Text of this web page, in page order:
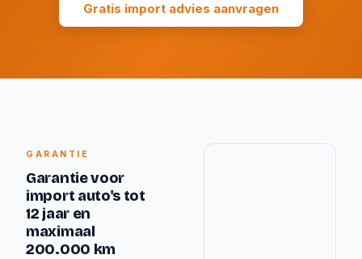
Gratis import advies aanvragen
GARANTIE
Garantie voor
import auto's tot
12 jaar en
maximaal
200.000 km